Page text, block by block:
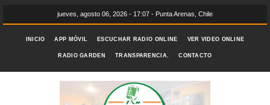
jueves, agosto 06, 2026 - 17:07 - Punta Arenas, Chile
INICIO APP MÓVIL ESCUCHAR RADIO ONLINE VER VIDEO ONLINE
RADIO GARDEN TRANSPARENCIA. CONTACTO